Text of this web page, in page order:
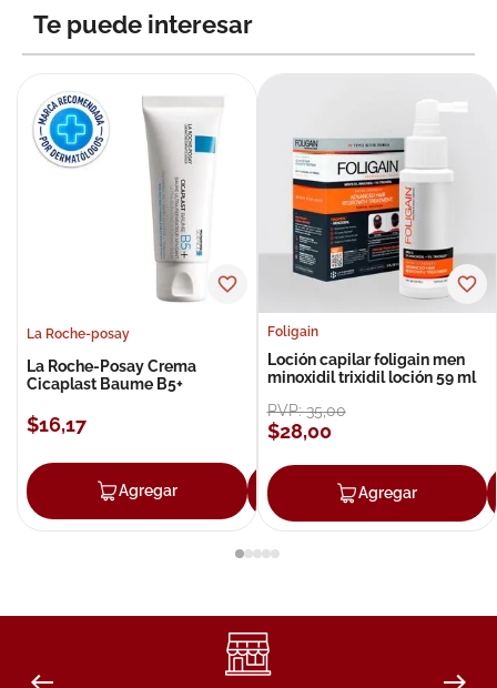
Te puede interesar
La Roche-posay
La Roche-Posay Crema
Cicaplast Baume B5+
$16,17
Agregar Agregar
Foligain
Loción capilar foligain men
minoxidil trixidil loción 59 ml
PVP:35,00
$28,00
Agregar